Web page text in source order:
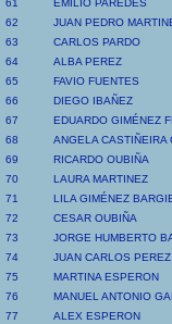
61
EMILIO PAREDES
62
JUAN PEDRO
63
CARLOS PARDO
64
ALBA PEREZ
65
FAVIO FUENTES
66
DIEGO IBAÑEZ
67
EDUARDO GIMÉNEZ
68
ANGELA CASTIÑEIRA
69
RICARDO OUBIÑA
70
LAURA MARTINEZ
71
LILA GIMÉNEZ
72
CESAR OUBIÑA
73
JORGE HUMBERTO
74
JUAN CARLOS PEREZ
75
MARTINA ESPERON
76
MANUEL ANTONIO
77
ALEX ESPERON